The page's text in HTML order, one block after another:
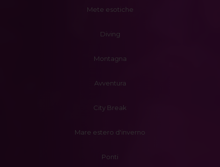
Mete esotiche
Diving
Montagna
Avventura
City Break
Mare estero d'inverno
Ponti